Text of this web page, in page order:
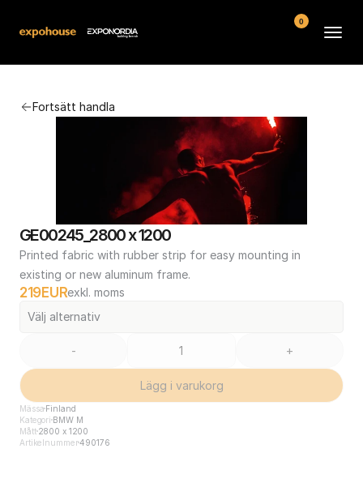
Fortsätt handla
GE00245_2800 x 1200
Printed fabric with rubber strip for easy mounting in
existing or new aluminum frame.
219EURexkl. moms
Välj alternativ
- +
Lägg i varukorg
Mässa Finland
Kategori BMW M
Mått2800 x 1200
Artikelnummer490176
Kontakt
Köpvillkor
0